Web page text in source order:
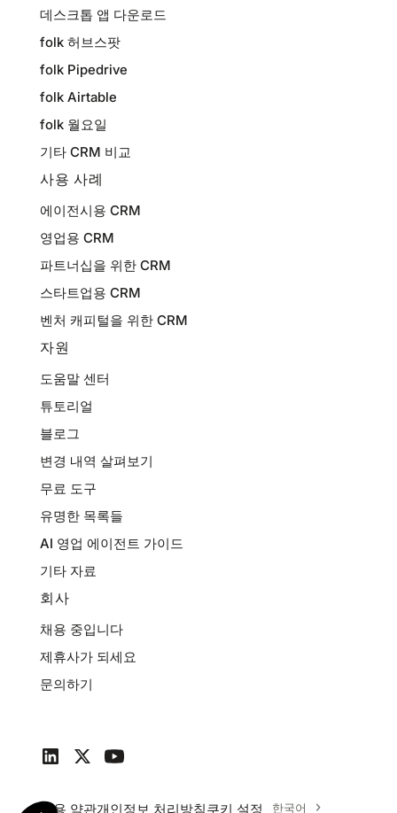
데스크톱 앱 다운로드
folk 허브스팟
folk Pipedrive
folk Airtable
folk 월요일
기타 CRM 비교
사용 사례
에이전시용 CRM
영업용 CRM
파트너십을 위한 CRM
스타트업용 CRM
벤처 캐피털을 위한 CRM
자원
도움말 센터
튜토리얼
블로그
변경 내역 살펴보기
무료 도구
유명한 목록들
AI 영업 에이전트 가이드
기타 자료
회사
채용 중입니다
제휴사가 되세요
문의하기
이용 약관개인정보 처리방침쿠키 설정 한국어